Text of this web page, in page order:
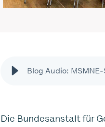
Blog Audio:
Die Bundesanstalt für